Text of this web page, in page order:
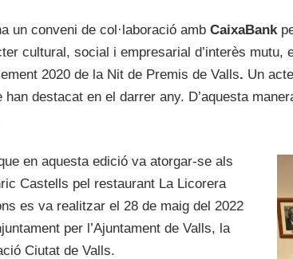
un conveni de col·laboració amb CaixaBank
cultural, social i empresarial d’interès mutu,
2020 de la Nit de Premis de Valls. Un
destacat en el darrer any. D’aquesta
en aquesta edició va atorgar-se als
Castells pel restaurant La Licorera
es va realitzar el 28 de maig del 2022
per l’Ajuntament de Valls, la
Ciutat de Valls.